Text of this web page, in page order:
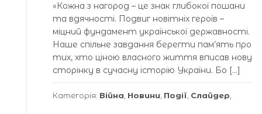
«Кожна з нагород – це знак глибокої пошани
та вдячності. Подвиг новітніх героїв –
міцний фундамент української державності.
Наше спільне завдання берегти пам’ять про
тих, хто ціною власного життя вписав нову
сторінку в сучасну історію України. Бо […]
Категорія: Війна Новини Події Слайдер